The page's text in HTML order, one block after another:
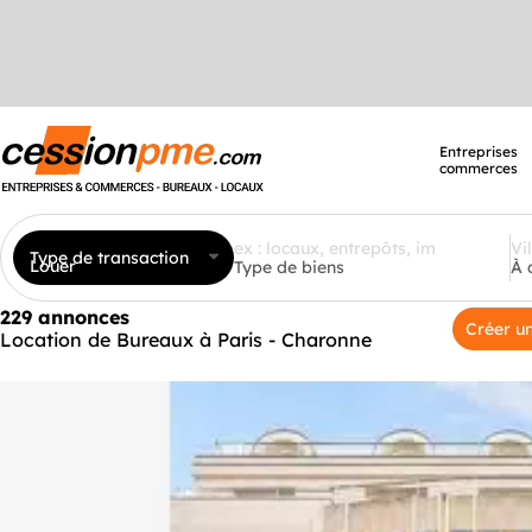
Entreprises
commerces
Type de transaction
Louer Type de biens À
229 annonces
Location de Bureaux à Paris - Charonne
Créer